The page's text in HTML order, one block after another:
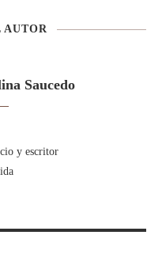
AUTOR
Saucedo
y escritor